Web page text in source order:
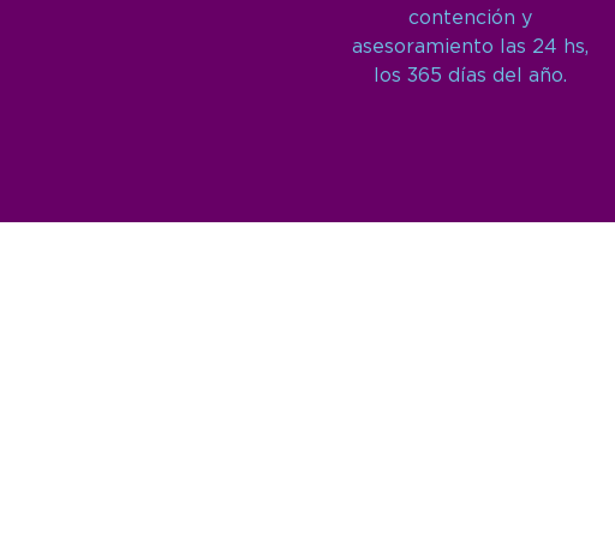
contención y
asesoramiento las 24 hs,
los 365 días del año.